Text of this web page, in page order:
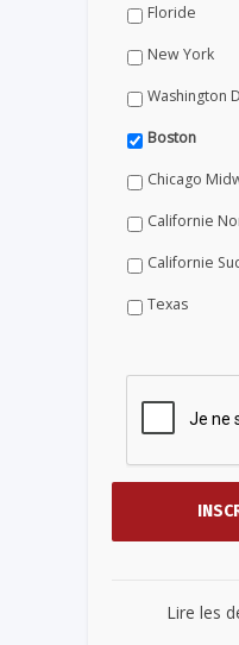
Floride
New York
Washington
Boston
Chicago
Californie
Californie
Texas
Lire les